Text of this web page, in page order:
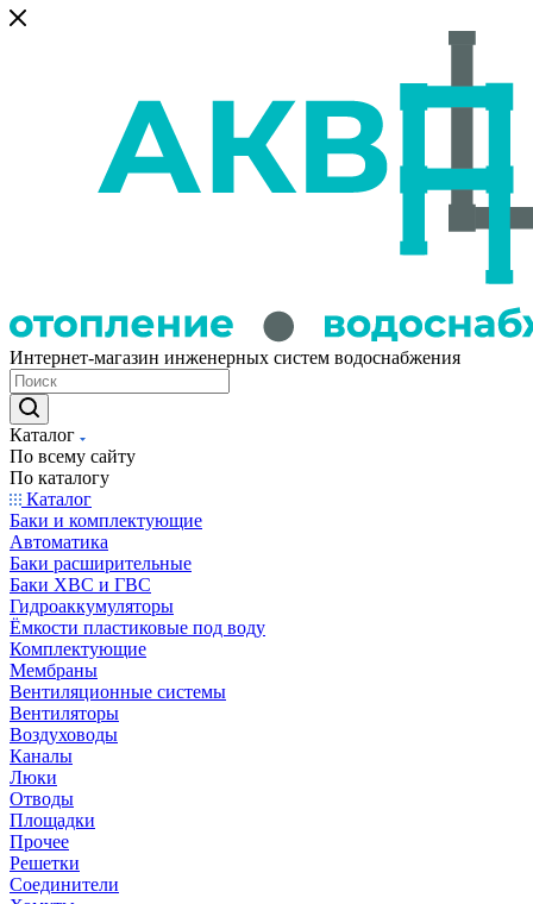
Интернет-магазин инженерных систем водоснабжения
Каталог
По всему сайту
По каталогу
Каталог
Баки и комплектующие
Автоматика
Баки расширительные
Баки ХВС и ГВС
Гидроаккумуляторы
Ёмкости пластиковые под воду
Комплектующие
Мембраны
Вентиляционные системы
Вентиляторы
Воздуховоды
Каналы
Люки
Отводы
Площадки
Прочее
Решетки
Соединители